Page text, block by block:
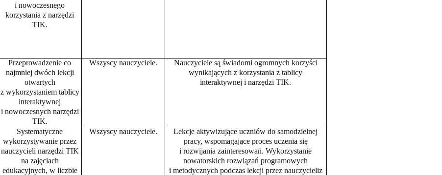
i nowoczesnego
korzystania z narzędzi
TIK.
Przeprowadzenie co
najmniej dwóch lekcji
otwartych
z wykorzystaniem tablicy
interaktywnej
i nowoczesnych narzędzi
TIK.
Wszyscy nauczyciele.
Nauczyciele są świadomi ogromnych korzyści
wynikających z korzystania z tablicy
interaktywnej i narzędzi TIK.
Systematyczne
wykorzystywanie przez
nauczycieli narzędzi TIK
na zajęciach
edukacyjnych, w liczbie
Wszyscy nauczyciele. Lekcje aktywizujące uczniów do samodzielnej
pracy, wspomagające proces uczenia się
i rozwijania zainteresowań. Wykorzystanie
nowatorskich rozwiązań programowych
i metodycznych podczas lekcji przez nauczycieliz